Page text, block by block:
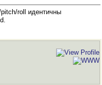
roll идентичны